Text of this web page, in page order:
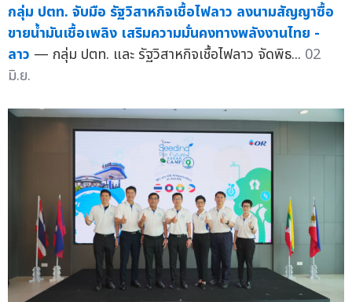
กลุ่ม ปตท. จับมือ รัฐวิสาหกิจเชื้อไฟลาว ลงนามสัญญาซื้อ
ขายน้ำมันเชื้อเพลิง เสริมความมั่นคงทางพลังงานไทย -
ลาว — กลุ่ม ปตท. และ รัฐวิสาหกิจเชื้อไฟลาว จัดพิธ... 02
มิ.ย.